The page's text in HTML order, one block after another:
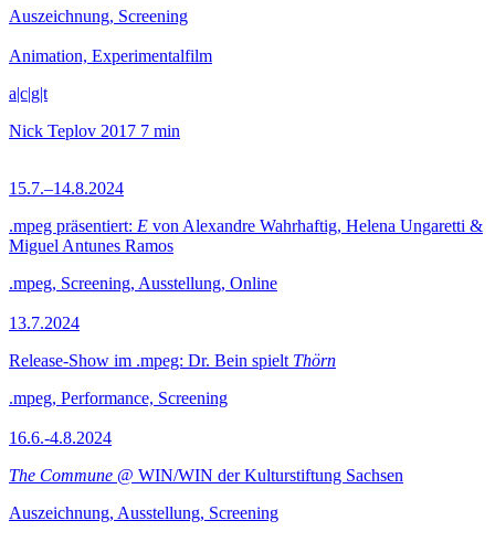
Auszeichnung, Screening
Animation, Experimentalfilm
a|c|g|t
Nick Teplov 2017 7 min
15.7.–14.8.2024
.mpeg präsentiert: E von Alexandre Wahrhaftig, Helena Ungaretti &
Miguel Antunes Ramos
.mpeg, Screening, Ausstellung, Online
13.7.2024
Release-Show im .mpeg: Dr. Bein spielt Thörn
.mpeg, Performance, Screening
16.6.-4.8.2024
The Commune @ WIN/WIN der Kulturstiftung Sachsen
Auszeichnung, Ausstellung, Screening